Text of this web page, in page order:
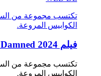
تكتسب مجموعة من
الكوابيس المروعة.
فيلم Souls of the Damned 2024 مترجم HD
تكتسب مجموعة من
الكوابيس المروعة.